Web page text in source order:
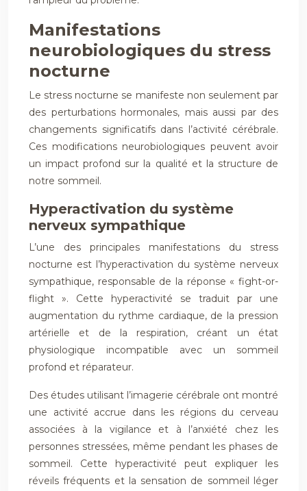
Manifestations
neurobiologiques du stress
nocturne
Le stress nocturne se manifeste non seulement par
des perturbations hormonales, mais aussi par des
changements significatifs dans l’activité cérébrale.
Ces modifications neurobiologiques peuvent avoir
un impact profond sur la qualité et la structure de
notre sommeil.
Hyperactivation du système
nerveux sympathique
L’une des principales manifestations du stress
nocturne est l’hyperactivation du système nerveux
sympathique, responsable de la réponse « fight-or-
flight ». Cette hyperactivité se traduit par une
augmentation du rythme cardiaque, de la pression
artérielle et de la respiration, créant un état
physiologique incompatible avec un sommeil
profond et réparateur.
Des études utilisant l’imagerie cérébrale ont montré
une activité accrue dans les régions du cerveau
associées à la vigilance et à l’anxiété chez les
personnes stressées, même pendant les phases de
sommeil. Cette hyperactivité peut expliquer les
réveils fréquents et la sensation de sommeil léger